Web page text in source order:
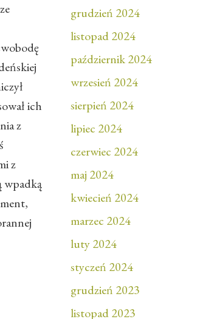
ich
z
z
wpadką
grudzień 2024
listopad 2024
październik 2024
wrzesień 2024
sierpień 2024
lipiec 2024
czerwiec 2024
maj 2024
kwiecień 2024
marzec 2024
luty 2024
styczeń 2024
grudzień 2023
listopad 2023